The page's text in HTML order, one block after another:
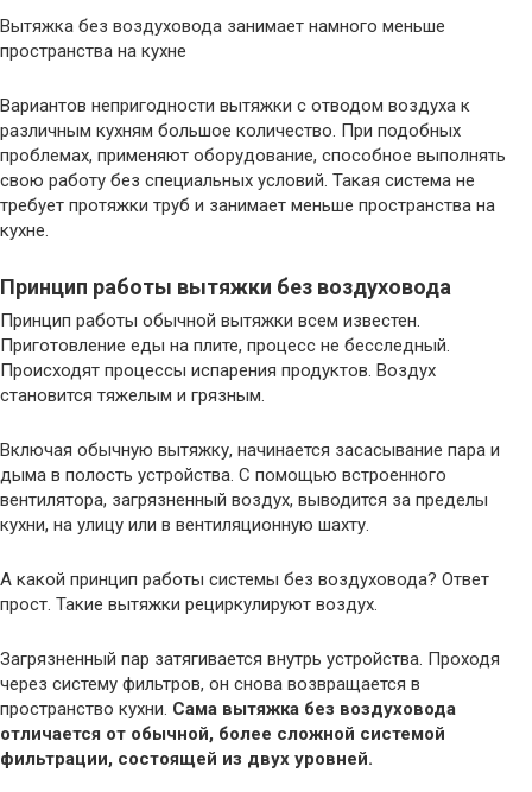
Вытяжка без воздуховода занимает намного меньше
пространства на кухне
Вариантов непригодности вытяжки с отводом воздуха к
различным кухням большое количество. При подобных
проблемах, применяют оборудование, способное выполнять
свою работу без специальных условий. Такая система не
требует протяжки труб и занимает меньше пространства на
кухне.
Принцип работы вытяжки без воздуховода
Принцип работы обычной вытяжки всем известен.
Приготовление еды на плите, процесс не бесследный.
Происходят процессы испарения продуктов. Воздух
становится тяжелым и грязным.
Включая обычную вытяжку, начинается засасывание пара и
дыма в полость устройства. С помощью встроенного
вентилятора, загрязненный воздух, выводится за пределы
кухни, на улицу или в вентиляционную шахту.
А какой принцип работы системы без воздуховода? Ответ
прост. Такие вытяжки рециркулируют воздух.
Загрязненный пар затягивается внутрь устройства. Проходя
через систему фильтров, он снова возвращается в
пространство кухни. Сама вытяжка без воздуховода
отличается от обычной, более сложной системой
фильтрации, состоящей из двух уровней.